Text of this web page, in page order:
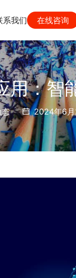
系我们 在线咨询
用：智
2024年6月